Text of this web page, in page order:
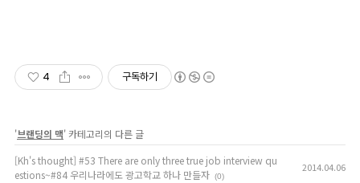
4 구독하기
'브랜딩의 맥' 카테고리의 다른 글
[Kh's thought] #53 There are only three true job interview qu
estions~#84 우리나라에도 광고학교 하나 만들자 (0)
2014.04.06